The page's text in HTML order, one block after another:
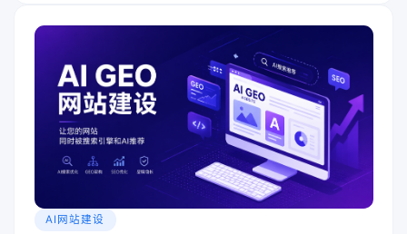
AI网站建设